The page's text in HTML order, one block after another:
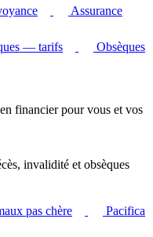
Assurance
— tarifs
Obsèques
financier pour vous et vos
invalidité et obsèques
pas chère
Pacifica